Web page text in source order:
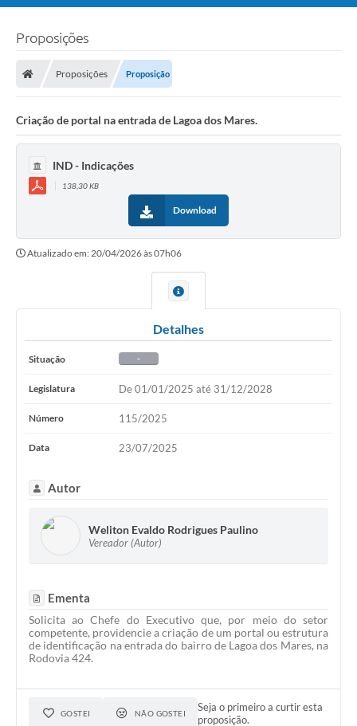
Proposições
Proposições Proposição
Criação de portal na entrada de Lagoa dos Mares.
IND - Indicações
138,30 KB
Download
Atualizado em: 20/04/2026 às 07h06
Detalhes
Situação -
Legislatura De 01/01/2025 até 31/12/2028
Número 115/2025
Data 23/07/2025
Autor
Weliton Evaldo Rodrigues Paulino
Vereador (Autor)
Ementa
Solicita ao Chefe do Executivo que, por meio do setor
competente, providencie a criação de um portal ou estrutura
de identificação na entrada do bairro de Lagoa dos Mares, na
Rodovia 424.
GOSTEI NÃO GOSTEI
Seja o primeiro a curtir esta
proposição.